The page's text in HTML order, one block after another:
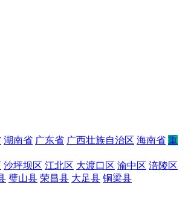
湖南省 广东省 广西壮族自治区 海南省 重
沙坪坝区 江北区 大渡口区 渝中区 涪陵区
璧山县 荣昌县 大足县 铜梁县